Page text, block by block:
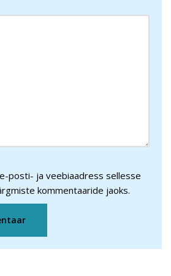
posti- ja veebiaadress sellesse
kommentaaride jaoks.